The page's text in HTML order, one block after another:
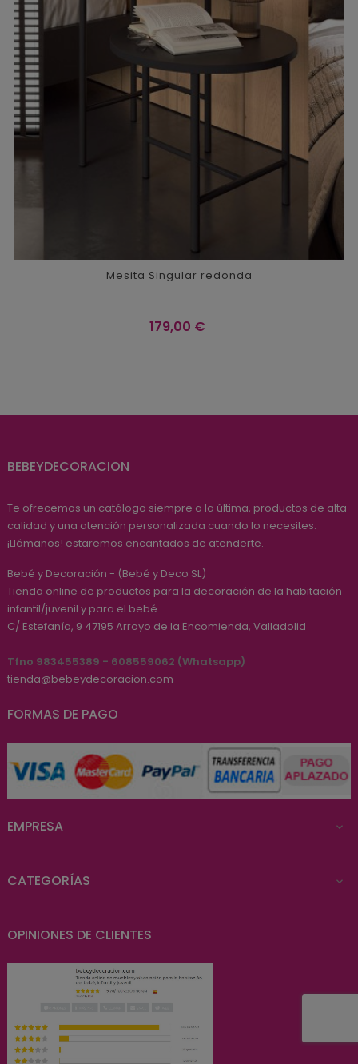
Mesita Singular redonda
Precio
179,00 €
BEBEYDECORACION
Te ofrecemos un catálogo siempre a la última, productos de alta
calidad y una atención personalizada cuando lo necesites.
¡Llámanos! estaremos encantados de atenderte.
Bebé y Decoración - (Bebé y Deco SL)
Tienda online de productos para la decoración de la habitación
infantil/juvenil y para el bebé.
C/ Estefanía, 9 47195 Arroyo de la Encomienda, Valladolid
Tfno 983455389 - 608559062 (Whatsapp)
tienda@bebeydecoracion.com
FORMAS DE PAGO
EMPRESA 
CATEGORÍAS 
OPINIONES DE CLIENTES